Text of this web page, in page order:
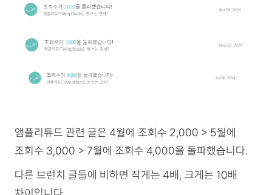
앰플리튜드 관련 글은 4월에 조회수 2,000 > 5월에
조회수 3,000 > 7월에 조회수 4,000을 돌파했습니다.
다른 브런치 글들에 비하면 작게는 4배, 크게는 10배